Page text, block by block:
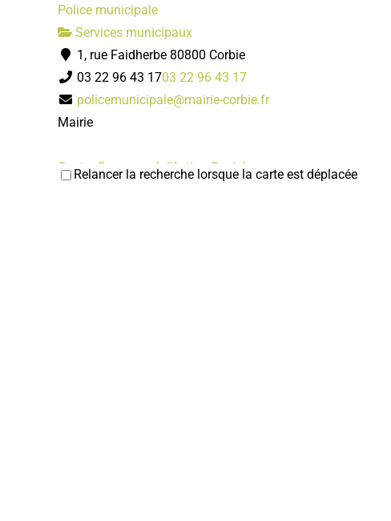
Police municipale
Services municipaux
1, rue Faidherbe 80800 Corbie
03 22 96 43 1703 22 96 43 17
policemunicipale@mairie-corbie.fr
Mairie
Centre Communal d'Action Sociale
Relancer la recherche lorsque la carte est déplacée